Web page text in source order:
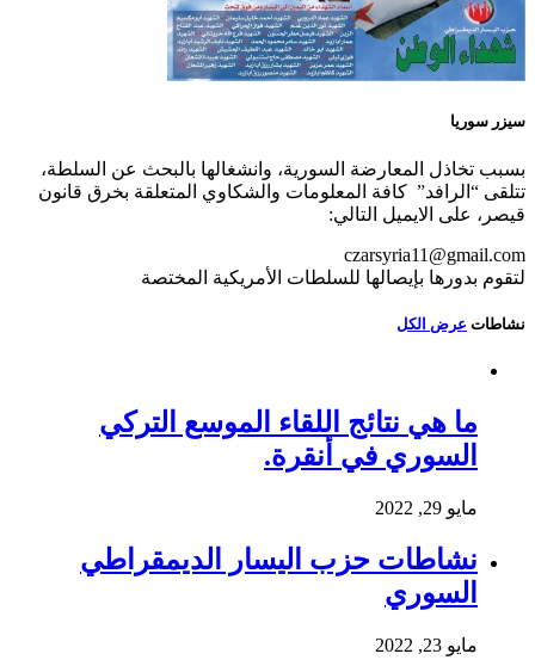
سيزر سوريا
بسبب تخاذل المعارضة السورية، وانشغالها بالبحث عن السلطة،
تتلقى “الرافد” كافة المعلومات والشكاوي المتعلقة بخرق قانون
قيصر، على الايميل التالي:
czarsyria11@gmail.com
لتقوم بدورها بإيصالها للسلطات الأمريكية المختصة
نشاطات عرض الكل
ما هي نتائج اللقاء الموسع التركي
السوري في أنقرة.
مايو 29, 2022
نشاطات حزب اليسار الديمقراطي
السوري
مايو 23, 2022